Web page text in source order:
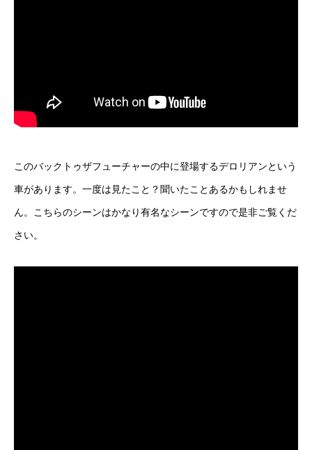
このバックトゥザフューチャーの中に登場するデロリアンという
車があります。一度は見たこと？聞いたことあるかもしれませ
ん。こちらのシーンはかなり有名なシーンですので是非ご覧くだ
さい。